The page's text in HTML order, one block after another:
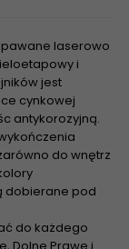
laserowo
i
jest
cynkowej
antykorozyjną.
do wnętrz
dobierane pod
do każdego